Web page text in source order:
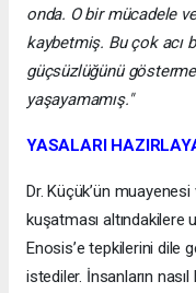
onda. O bir mücadele
kaybetmiş. Bu çok acı
güçsüzlüğünü
yaşayamamış."
YASALARI
Dr. Küçük’ün muayenesi
kuşatması altındakilere
Enosis’e tepkilerini dile
istediler. İnsanların